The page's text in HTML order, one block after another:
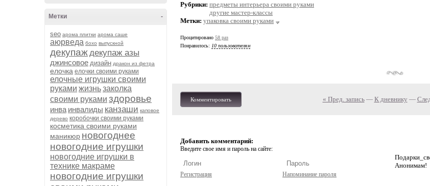
-
Метки
seo арома плитки арома саше
аюрведа бохо выпускной
декупаждекупаж азы
джинсовое дизайн дракон из фетра
елочка елочки своими руками
елочные игрушки своими
руками жизньзаколка
своими руками здоровье
инва инвалиды канзаши каповое
дерево коробочки своими руками
косметика своими руками
маникюр новогоднее
новогодние игрушки
новогодние игрушки в
технике макраме
новогодние игрушки
Рубрики: предметы интерьера своими руками
другие мастер-классы
Метки: упаковка своими руками
Процитировано 58 раз
Понравилось: 10 пользователям
Комментировать « Пред. запись— К дневнику —
Добавить комментарий:
Введите свое имя и пароль на сайте:
Регистрация Напоминание пароля
Анонимам!